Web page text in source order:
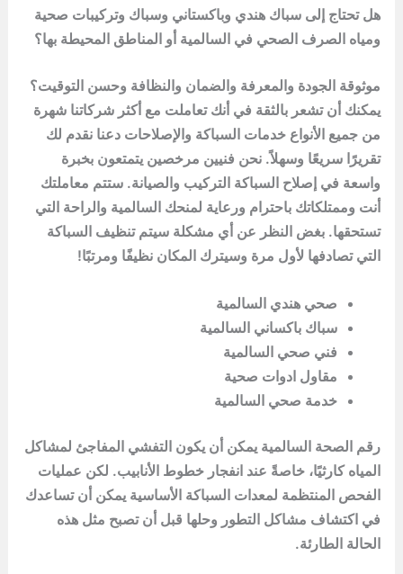
هل تحتاج إلى سباك هندي وباكستاني وسباك وتركيبات صحية
ومياه الصرف الصحي في السالمية أو المناطق المحيطة بها؟
موثوقة الجودة والمعرفة والضمان والنظافة وحسن التوقيت؟
يمكنك أن تشعر بالثقة في أنك تعاملت مع أكثر شركاتنا شهرة
من جميع الأنواع خدمات السباكة والإصلاحات دعنا نقدم لك
تقريرًا سريعًا وسهلاً. نحن فنيين مرخصين يتمتعون بخبرة
واسعة في إصلاح السباكة التركيب والصيانة. ستتم معاملتك
أنت وممتلكاتك باحترام ورعاية لمنحك السالمية والراحة التي
تستحقها. بغض النظر عن أي مشكلة سيتم تنظيف السباكة
التي تصادفها لأول مرة وسيترك المكان نظيفًا ومرتبًا!
صحي هندي السالمية
سباك باكساني السالمية
فني صحي السالمية
مقاول ادوات صحية
خدمة صحي السالمية
رقم الصحة السالمية يمكن أن يكون التفشي المفاجئ لمشاكل
المياه كارثيًا، خاصةً عند انفجار خطوط الأنابيب. لكن عمليات
الفحص المنتظمة لمعدات السباكة الأساسية يمكن أن تساعدك
في اكتشاف مشاكل التطور وحلها قبل أن تصبح مثل هذه
الحالة الطارئة.